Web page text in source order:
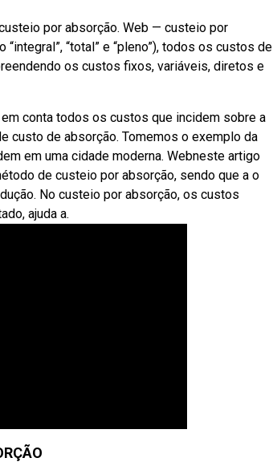
por absorção. Web — custeio por
“total” e “pleno”), todos os custos de
os custos fixos, variáveis, diretos e
conta todos os custos que incidem sobre a
custo de absorção. Tomemos o exemplo da
em uma cidade moderna. Webneste artigo
de custeio por absorção, sendo que a o
No custeio por absorção, os custos
ajuda a.